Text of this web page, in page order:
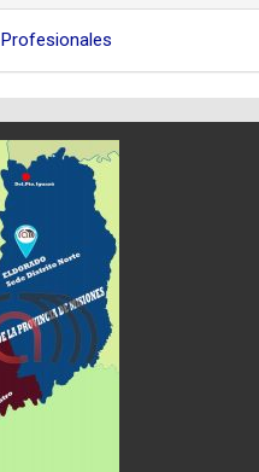
Profesionales